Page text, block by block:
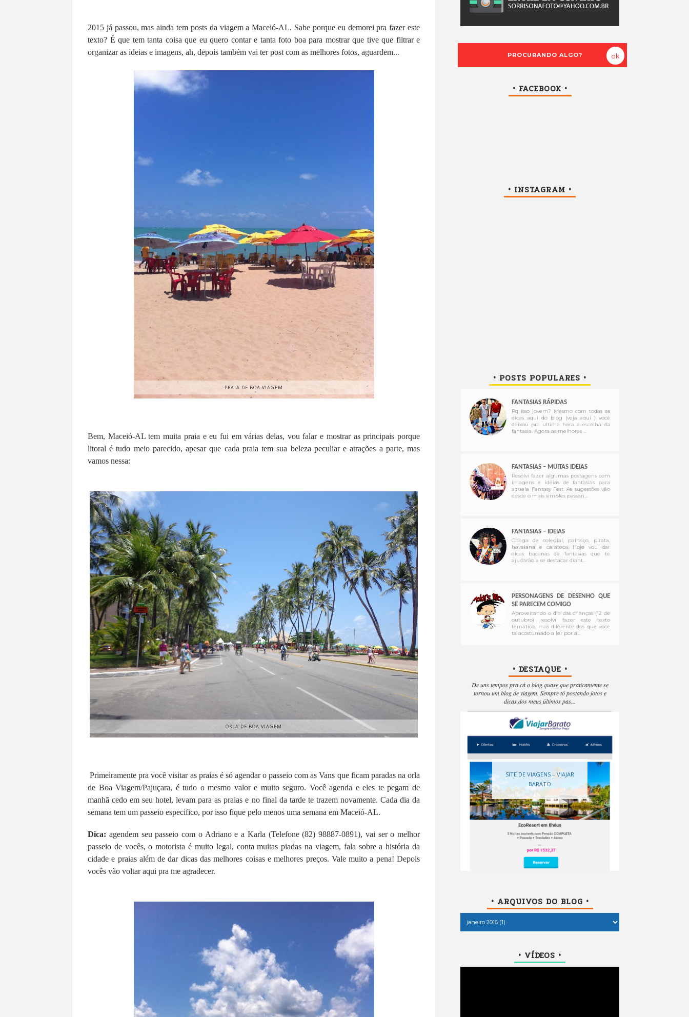
2015 já passou, mas ainda tem posts da viagem a Maceió-AL. Sabe porque eu demorei pra fazer este
texto? É que tem tanta coisa que eu quero contar e tanta foto boa para mostrar que tive que filtrar e
organizar as ideias e imagens, ah, depois também vai ter post com as melhores fotos, aguardem...
PRAIA DE BOA VIAGEM
Bem, Maceió-AL tem muita praia e eu fui em várias delas, vou falar e mostrar as principais porque
litoral é tudo meio parecido, apesar que cada praia tem sua beleza peculiar e atrações a parte, mas
vamos nessa:
ORLA DE BOA VIAGEM
Primeiramente pra você visitar as praias é só agendar o passeio com as Vans que ficam paradas na orla
de Boa Viagem/Pajuçara, é tudo o mesmo valor e muito seguro. Você agenda e eles te pegam de
manhã cedo em seu hotel, levam para as praias e no final da tarde te trazem novamente. Cada dia da
semana tem um passeio especifico, por isso fique pelo menos uma semana em Maceió-AL.
Dica: agendem seu passeio com o Adriano e a Karla (Telefone (82) 98887-0891), vai ser o melhor
passeio de vocês, o motorista é muito legal, conta muitas piadas na viagem, fala sobre a história da
cidade e praias além de dar dicas das melhores coisas e melhores preços. Vale muito a pena! Depois
vocês vão voltar aqui pra me agradecer.
• FACEBOOK •
• INSTAGRAM •
• POSTS POPULARES •
FANTASIAS RÁPIDAS
Pq isso jovem? Mesmo com todas as
dicas aqui do blog (veja aqui ) você
deixou pra ultima hora a escolha da
fantasia. Agora as melhores ...
FANTASIAS – MUITAS IDEIAS
Resolvi fazer algumas postagens com
imagens e idéias de fantasias para
aquela Fantasy Fest. As sugestões vão
desde o mais simples passan...
FANTASIAS – IDEIAS
Chega de colegial, palhaço, pirata,
havaiana e carateca. Hoje vou dar
dicas bacanas de fantasias que te
ajudarão a se destacar diant...
PERSONAGENS DE DESENHO QUE
SE PARECEM COMIGO
Aproveitando o dia das crianças (12 de
outubro) resolvi fazer este texto
temático, mas diferente dos que você
ta acostumado a ler por a...
• DESTAQUE •
SITE DE VIAGENS – VIAJAR
BARATO
De uns tempos pra cá o blog quase que praticamente se
tornou um blog de viagem. Sempre tó postando fotos e
dicas dos meus últimos pas...
• ARQUIVOS DO BLOG •
• VÍDEOS •